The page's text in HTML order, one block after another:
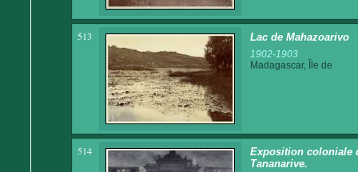
513 Lac de Mahazoarivo
1902-1903
Madagascar, Île de
514
Exposition coloniale
Tananarive.